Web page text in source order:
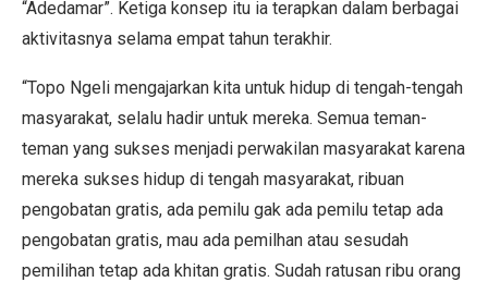
“Adedamar”. Ketiga konsep itu ia terapkan dalam berbagai
aktivitasnya selama empat tahun terakhir.
“Topo Ngeli mengajarkan kita untuk hidup di tengah-tengah
masyarakat, selalu hadir untuk mereka. Semua teman-
teman yang sukses menjadi perwakilan masyarakat karena
mereka sukses hidup di tengah masyarakat, ribuan
pengobatan gratis, ada pemilu gak ada pemilu tetap ada
pengobatan gratis, mau ada pemilhan atau sesudah
pemilihan tetap ada khitan gratis. Sudah ratusan ribu orang